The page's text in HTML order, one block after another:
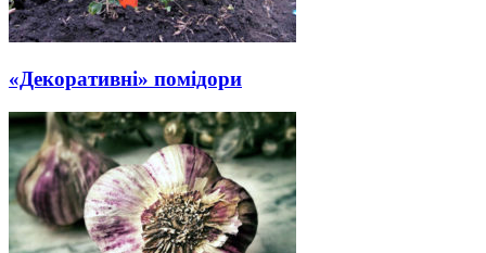
«Декоративні» помідори